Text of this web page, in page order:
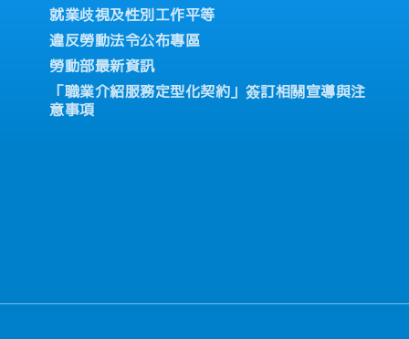
道及人性化管理制度
就業歧視及性別工作平等
違反勞動法令公布專區
勞動部最新資訊
「職業介紹服務定型化契約」簽訂相關宣導與注
意事項